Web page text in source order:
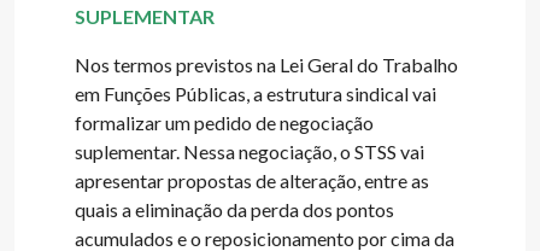
SUPLEMENTAR
Nos termos previstos na Lei Geral do Trabalho
em Funções Públicas, a estrutura sindical vai
formalizar um pedido de negociação
suplementar. Nessa negociação, o STSS vai
apresentar propostas de alteração, entre as
quais a eliminação da perda dos pontos
acumulados e o reposicionamento por cima da